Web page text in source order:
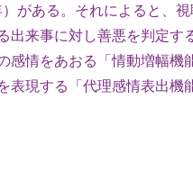
がある。それによると、
出来事に対し善悪を判定す
感情をあおる「情動増幅機
表現する「代理感情表出機